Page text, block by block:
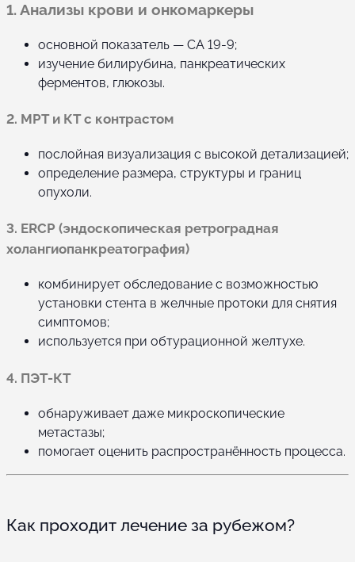
1. Анализы крови и онкомаркеры
основной показатель — CA 19-9;
изучение билирубина, панкреатических
ферментов, глюкозы.
2. МРТ и КТ с контрастом
послойная визуализация с высокой детализацией;
определение размера, структуры и границ
опухоли.
3. ERCP (эндоскопическая ретроградная
холангиопанкреатография)
комбинирует обследование с возможностью
установки стента в желчные протоки для снятия
симптомов;
используется при обтурационной желтухе.
4. ПЭТ-КТ
обнаруживает даже микроскопические
метастазы;
помогает оценить распространённость процесса.
Как проходит лечение за рубежом?